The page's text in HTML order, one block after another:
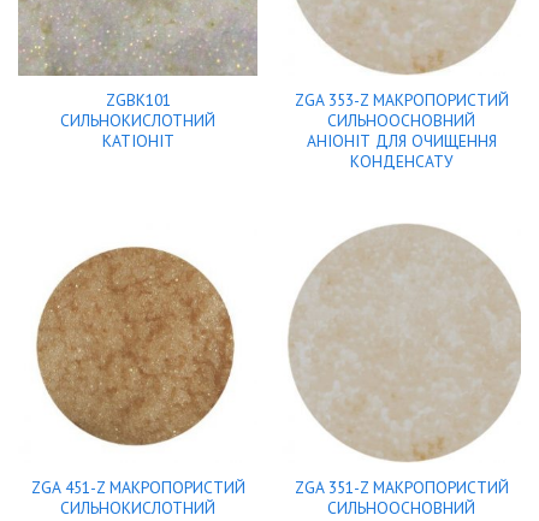
ZGBK101
СИЛЬНОКИСЛОТНИЙ
КАТІОНІТ
ZGA 353-Z МАКРОПОРИСТИЙ
СИЛЬНООСНОВНИЙ
АНІОНІТ ДЛЯ ОЧИЩЕННЯ
КОНДЕНСАТУ
ZGA 451-Z МАКРОПОРИСТИЙ
СИЛЬНОКИСЛОТНИЙ
ZGA 351-Z МАКРОПОРИСТИЙ
СИЛЬНООСНОВНИЙ